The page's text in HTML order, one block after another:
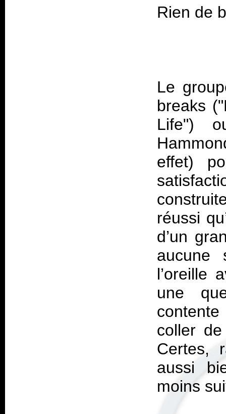
Le
breaks
Life")
effet)
réussi
d’un
aucune
l’oreille
une
coller
Certes,
aussi
moins